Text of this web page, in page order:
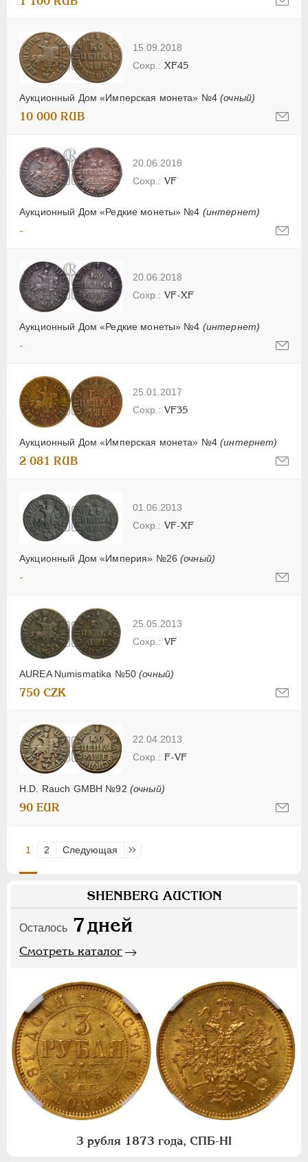
15.09.2018
Аукционный Дом «Имперская монета» №4(очный)
XF45
10 000 RUB
20.06.2018
Аукционный Дом «Редкие монеты» №4 (интернет)
VF
-
20.06.2018
Аукционный Дом «Редкие монеты» №4 (интернет)
VF-XF
-
25.01.2017
Аукционный Дом «Имперская монета» №4(интернет)
VF35
2 081 RUB
01.06.2013
Аукционный Дом «Империя» №26(очный)
VF-XF
-
25.05.2013
AUREA Numismatika №50(очный)
VF
750 CZK
22.04.2013
H.D. Rauch GMBH №92 (очный)
F-VF
90 EUR
1 2 Следующая Последняя
SHENBERG AUCTION
Осталось 7дней
Смотреть каталог
3 рубля 1873 года, СПБ-НI